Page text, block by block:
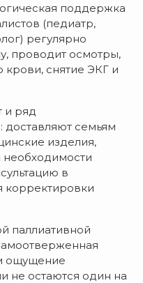
поддержка
(педиатр,
регулярно
проводит осмотры,
крови, снятие ЭКГ и
и ряд
доставляют семьям
изделия,
необходимости
в
корректировки
паллиативной
ощущение
не остаются один на